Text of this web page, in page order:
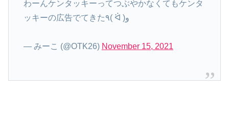
わーんケンタッキーってつぶやかなくてもケンタ
ッキーの広告でてきた٩( ᐛ )و
— みーこ (@OTK26) November 15, 2021